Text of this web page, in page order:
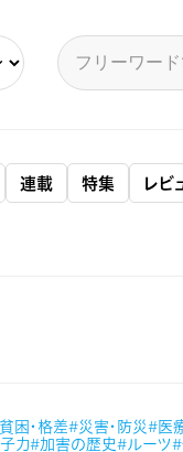
連載 特集 レビ
困・格差#災害・防災#医
力#加害の歴史#ルーツ